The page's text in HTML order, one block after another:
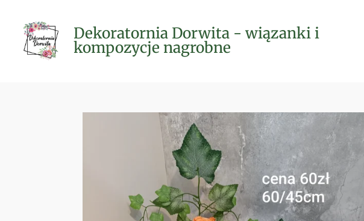
głównej
treści
Dekoratornia Dorwita - wiązanki i
kompozycje nagrobne